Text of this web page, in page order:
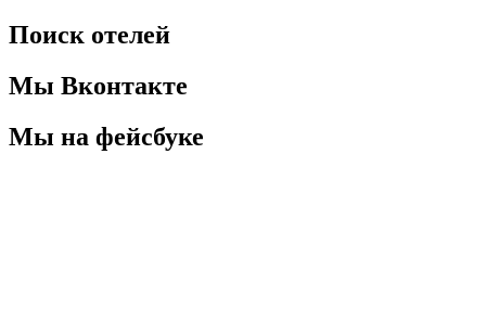
Поиск отелей
Мы Вконтакте
Мы на фейсбуке